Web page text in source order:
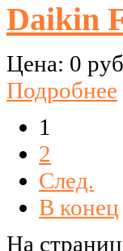
Daikin
Цена: 0 руб
Подробнее
1
2
След.
В конец
На